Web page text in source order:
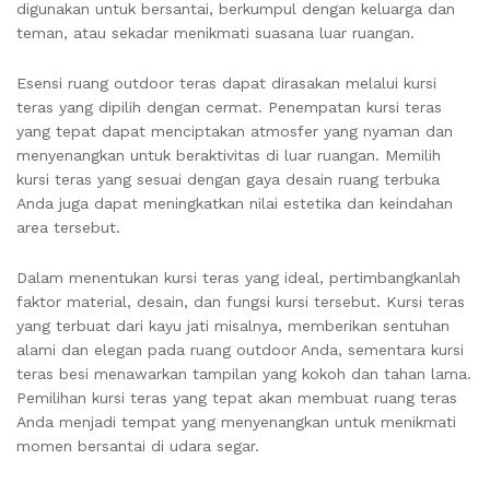
digunakan untuk bersantai, berkumpul dengan keluarga dan
teman, atau sekadar menikmati suasana luar ruangan.
Esensi ruang outdoor teras dapat dirasakan melalui kursi
teras yang dipilih dengan cermat. Penempatan kursi teras
yang tepat dapat menciptakan atmosfer yang nyaman dan
menyenangkan untuk beraktivitas di luar ruangan. Memilih
kursi teras yang sesuai dengan gaya desain ruang terbuka
Anda juga dapat meningkatkan nilai estetika dan keindahan
area tersebut.
Dalam menentukan kursi teras yang ideal, pertimbangkanlah
faktor material, desain, dan fungsi kursi tersebut. Kursi teras
yang terbuat dari kayu jati misalnya, memberikan sentuhan
alami dan elegan pada ruang outdoor Anda, sementara kursi
teras besi menawarkan tampilan yang kokoh dan tahan lama.
Pemilihan kursi teras yang tepat akan membuat ruang teras
Anda menjadi tempat yang menyenangkan untuk menikmati
momen bersantai di udara segar.